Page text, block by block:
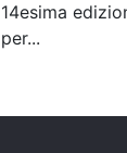
14esima
per...